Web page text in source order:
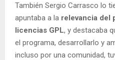
También Sergio Carrasco lo
apuntaba a la relevancia del
licencias GPL, y destacaba
el programa, desarrollarlo y
incluso por una comunidad,